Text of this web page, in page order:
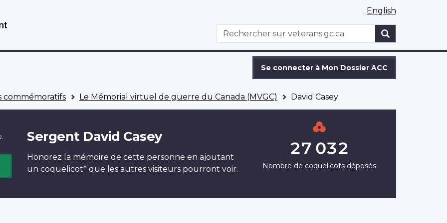
English
WxT
Search
Rechercher
Se connecter à Mon Dossier ACC
commémoratifs Le Mémorial virtuel de guerre du Canada (MVGC) David Casey
Sergent David Casey
Honorez la mémoire de cette personne en ajoutant
un coquelicot* que les autres visiteurs pourront voir.
27 032
Nombre de coquelicots déposés